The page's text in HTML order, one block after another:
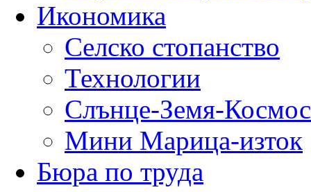
Икономика
Селско стопанство
Технологии
Слънце-Земя-Космос
Мини Марица-изток
Бюра по труда